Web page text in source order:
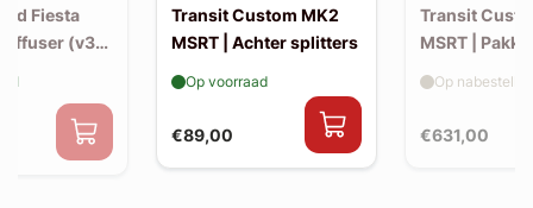
Fiesta
(v3)
Transit Custom MK2
MSRT | Achter splitters
€89,00
Op voorraad
Transit
MSRT |
€631,00
Op